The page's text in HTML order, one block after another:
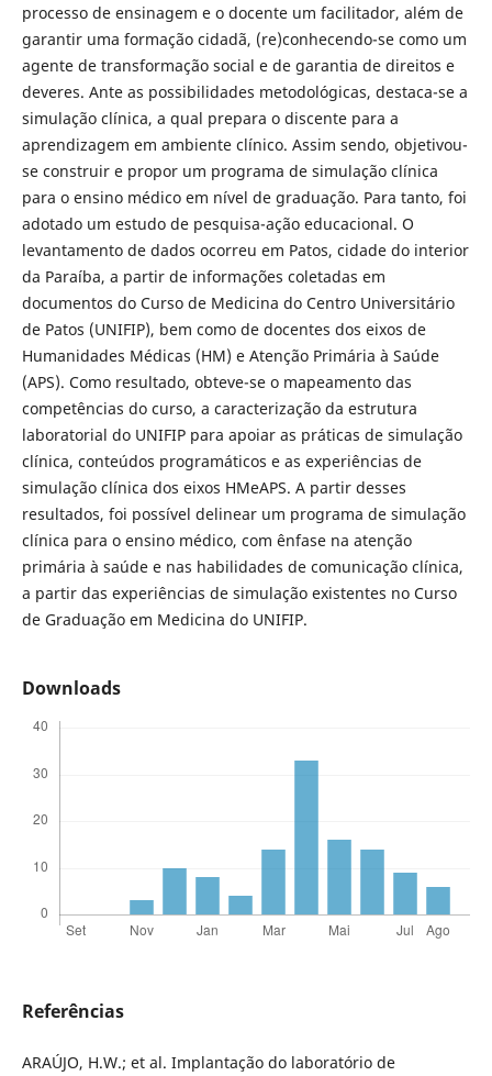
processo de ensinagem e o docente um facilitador, além de
garantir uma formação cidadã, (re)conhecendo-se como um
agente de transformação social e de garantia de direitos e
deveres. Ante as possibilidades metodológicas, destaca-se a
simulação clínica, a qual prepara o discente para a
aprendizagem em ambiente clínico. Assim sendo, objetivou-
se construir e propor um programa de simulação clínica
para o ensino médico em nível de graduação. Para tanto, foi
adotado um estudo de pesquisa-ação educacional. O
levantamento de dados ocorreu em Patos, cidade do interior
da Paraíba, a partir de informações coletadas em
documentos do Curso de Medicina do Centro Universitário
de Patos (UNIFIP), bem como de docentes dos eixos de
Humanidades Médicas (HM) e Atenção Primária à Saúde
(APS). Como resultado, obteve-se o mapeamento das
competências do curso, a caracterização da estrutura
laboratorial do UNIFIP para apoiar as práticas de simulação
clínica, conteúdos programáticos e as experiências de
simulação clínica dos eixos HMeAPS. A partir desses
resultados, foi possível delinear um programa de simulação
clínica para o ensino médico, com ênfase na atenção
primária à saúde e nas habilidades de comunicação clínica,
a partir das experiências de simulação existentes no Curso
de Graduação em Medicina do UNIFIP.
Downloads
Referências
ARAÚJO, H.W.; et al. Implantação do laboratório de